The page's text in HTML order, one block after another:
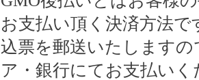
お支払い頂く決済方法
込票を郵送いたします
ア・銀行にてお支払いく